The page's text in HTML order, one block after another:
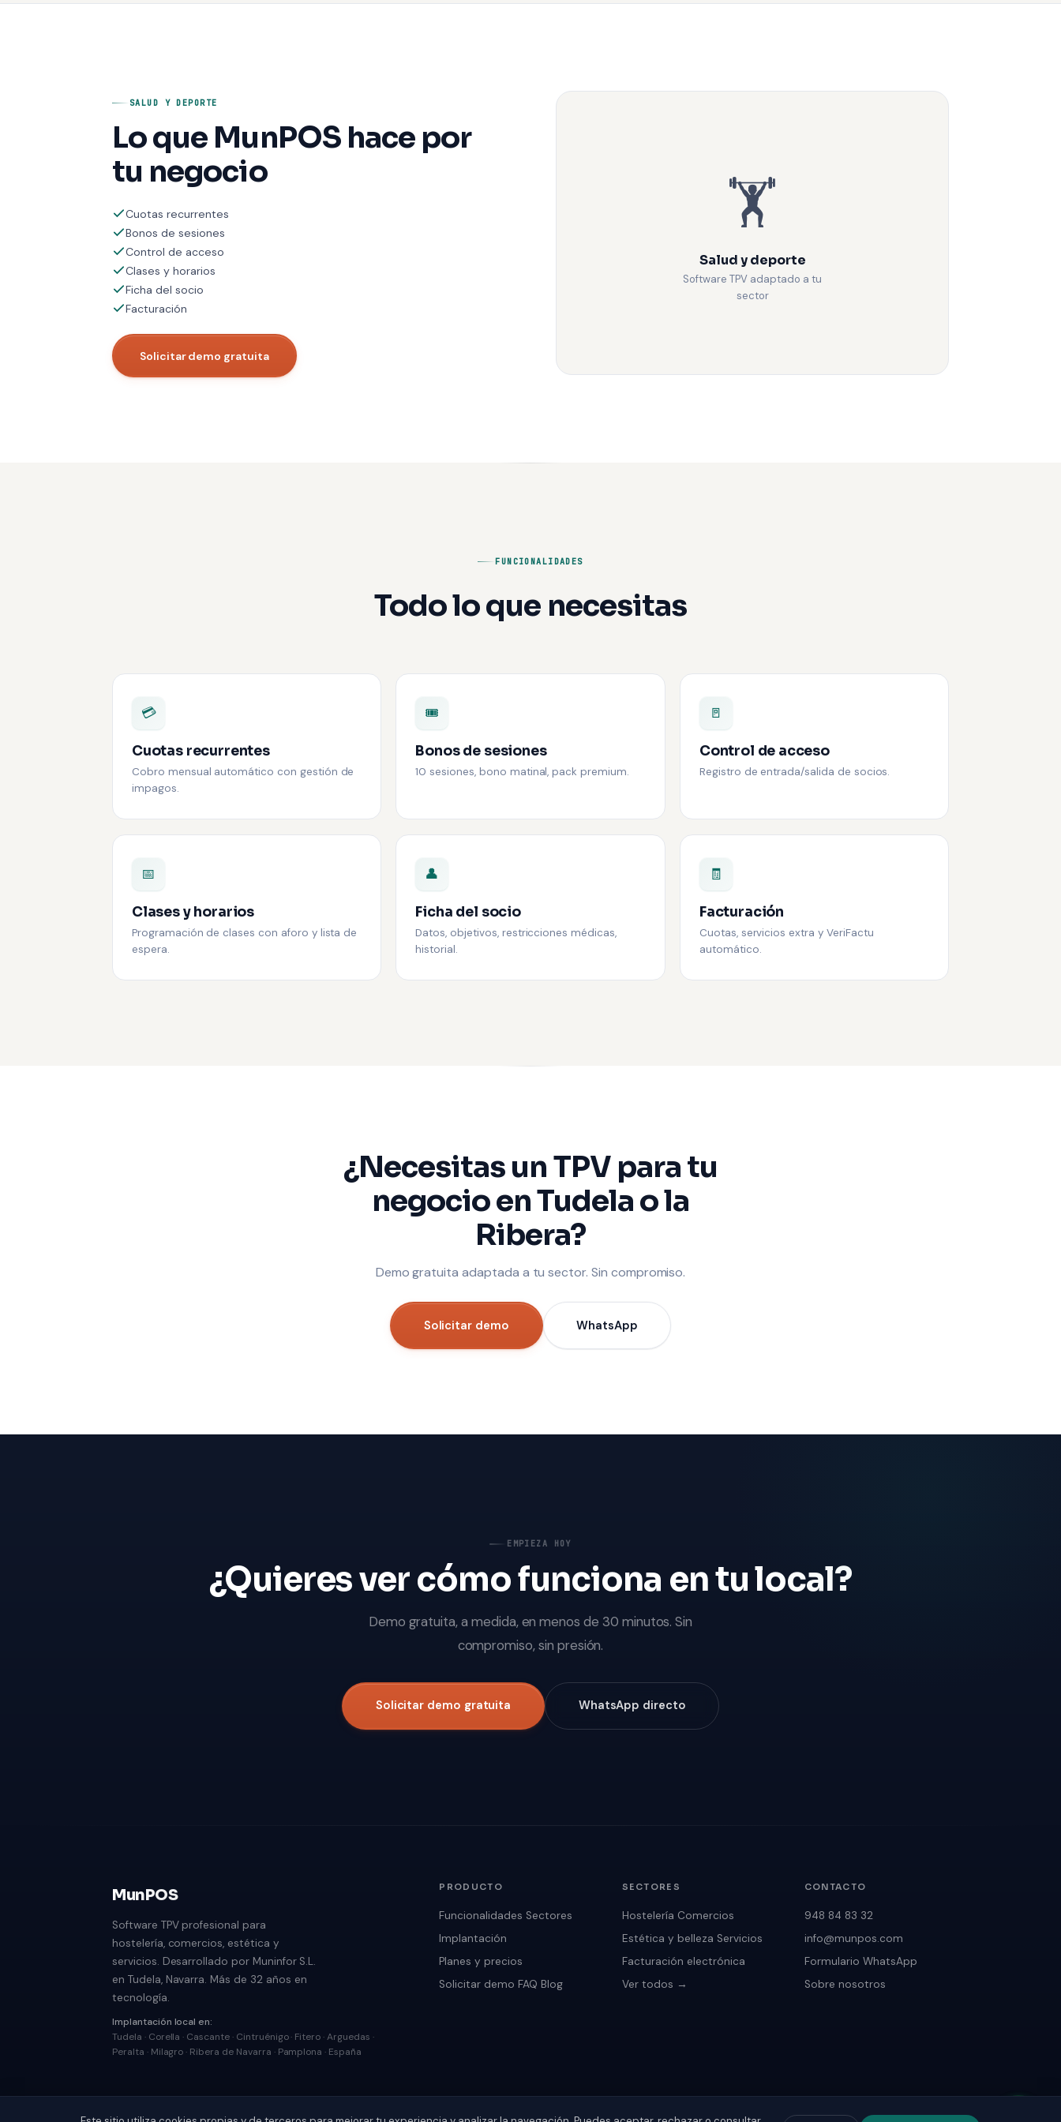
SALUD Y DEPORTE
Lo que MunPOS hace por
tu negocio
Cuotas recurrentes
Bonos de sesiones
Control de acceso
Clases y horarios
Ficha del socio
Facturación
Solicitar demo gratuita
🏋️
Salud y deporte
Software TPV adaptado a tu
sector
FUNCIONALIDADES
Todo lo que necesitas
💳
Cuotas recurrentes
Cobro mensual automático con gestión de
impagos.
🎟️
Bonos de sesiones
10 sesiones, bono matinal, pack premium.
🚪
Control de acceso
Registro de entrada/salida de socios.
📅
Clases y horarios
Programación de clases con aforo y lista de
espera.
👤
Ficha del socio
Datos, objetivos, restricciones médicas,
historial.
🧾
Facturación
Cuotas, servicios extra y VeriFactu
automático.
¿Necesitas un TPV para tu
negocio en Tudela o la
Ribera?
Demo gratuita adaptada a tu sector. Sin compromiso.
Solicitar demo WhatsApp
EMPIEZA HOY
¿Quieres ver cómo funciona en tu local?
Demo gratuita, a medida, en menos de 30 minutos. Sin
compromiso, sin presión.
Solicitar demo gratuita WhatsApp directo
MunPOS
Software TPV profesional para
hostelería, comercios, estética y
servicios. Desarrollado por Muninfor S.L.
en Tudela, Navarra. Más de 32 años en
tecnología.
Implantación local en:
Tudela · Corella · Cascante · Cintruénigo · Fitero · Arguedas ·
Peralta · Milagro · Ribera de Navarra · Pamplona · España
PRODUCTO
Funcionalidades Sectores
Implantación
Planes y precios
Solicitar demo FAQ Blog
SECTORES
Hostelería Comercios
Estética y belleza Servicios
Facturación electrónica
Ver todos →
CONTACTO
948 84 83 32
info@munpos.com
Formulario WhatsApp
Sobre nosotros